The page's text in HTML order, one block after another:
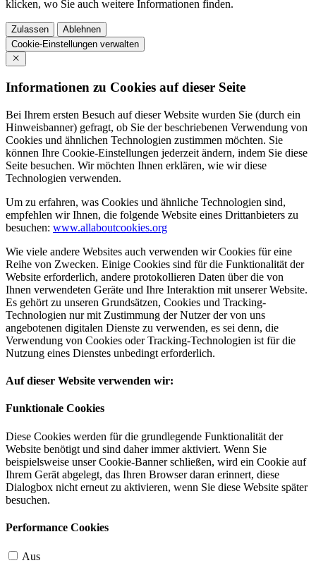
klicken, wo Sie auch weitere Informationen finden.
Zulassen
Ablehnen
Cookie-Einstellungen verwalten
Informationen zu Cookies auf dieser Seite
Bei Ihrem ersten Besuch auf dieser Website wurden Sie (durch ein
Hinweisbanner) gefragt, ob Sie der beschriebenen Verwendung von
Cookies und ähnlichen Technologien zustimmen möchten. Sie
können Ihre Cookie-Einstellungen jederzeit ändern, indem Sie diese
Seite besuchen. Wir möchten Ihnen erklären, wie wir diese
Technologien verwenden.
Um zu erfahren, was Cookies und ähnliche Technologien sind,
empfehlen wir Ihnen, die folgende Website eines Drittanbieters zu
besuchen: www.allaboutcookies.org
Wie viele andere Websites auch verwenden wir Cookies für eine
Reihe von Zwecken. Einige Cookies sind für die Funktionalität der
Website erforderlich, andere protokollieren Daten über die von
Ihnen verwendeten Geräte und Ihre Interaktion mit unserer Website.
Es gehört zu unseren Grundsätzen, Cookies und Tracking-
Technologien nur mit Zustimmung der Nutzer der von uns
angebotenen digitalen Dienste zu verwenden, es sei denn, die
Verwendung von Cookies oder Tracking-Technologien ist für die
Nutzung eines Dienstes unbedingt erforderlich.
Auf dieser Website verwenden wir:
Funktionale Cookies
Diese Cookies werden für die grundlegende Funktionalität der
Website benötigt und sind daher immer aktiviert. Wenn Sie
beispielsweise unser Cookie-Banner schließen, wird ein Cookie auf
Ihrem Gerät abgelegt, das Ihren Browser daran erinnert, diese
Dialogbox nicht erneut zu aktivieren, wenn Sie diese Website später
besuchen.
Performance Cookies
Aus